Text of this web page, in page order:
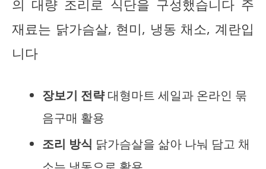
의 대량 조리로 식단을 구성했습니다 주
재료는 닭가슴살, 현미, 냉동 채소, 계란입
니다
장보기 전략대형마트 세일과 온라인 묶
음구매 활용
조리 방식 닭가슴살을 삶아 나눠 담고 채